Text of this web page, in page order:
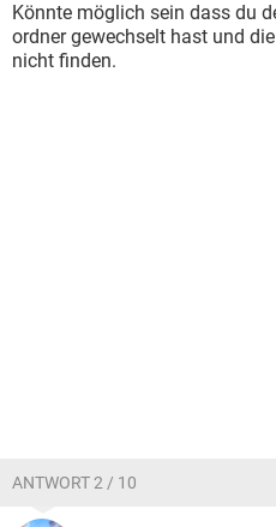
Könnte möglich sein dass du
ordner gewechselt hast und
nicht finden.
ANTWORT 2 / 10